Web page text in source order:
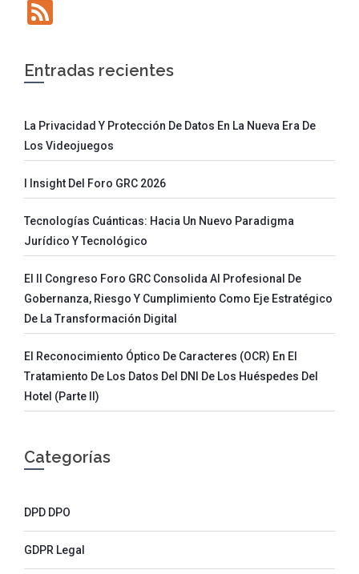
Entradas recientes
La Privacidad Y Protección De Datos En La Nueva Era De
Los Videojuegos
I Insight Del Foro GRC 2026
Tecnologías Cuánticas: Hacia Un Nuevo Paradigma
Jurídico Y Tecnológico
El II Congreso Foro GRC Consolida Al Profesional De
Gobernanza, Riesgo Y Cumplimiento Como Eje Estratégico
De La Transformación Digital
El Reconocimiento Óptico De Caracteres (OCR) En El
Tratamiento De Los Datos Del DNI De Los Huéspedes Del
Hotel (parte II)
Categorías
DPD DPO
GDPR Legal